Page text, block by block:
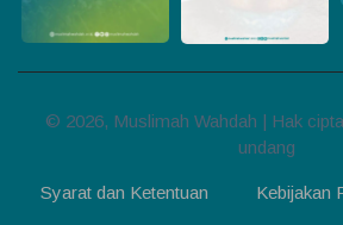
© 2026, Muslimah Wahdah | Hak
undang
Syarat dan Ketentuan Kebijakan